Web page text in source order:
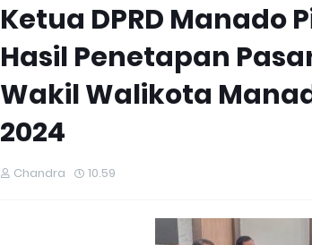
Ketua DPRD Manado
Hasil Penetapan
Wakil Walikota
2024
Chandra 10.59